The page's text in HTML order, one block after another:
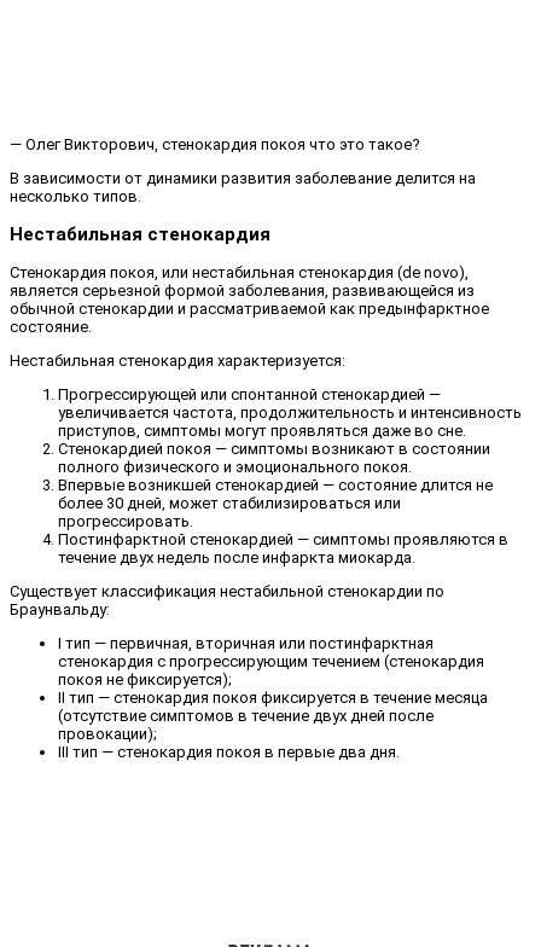
— Олег Викторович, стенокардия покоя что это такое?
В зависимости от динамики развития заболевание делится на
несколько типов.
Нестабильная стенокардия
Стенокардия покоя, или нестабильная стенокардия (de novo),
является серьезной формой заболевания, развивающейся из
обычной стенокардии и рассматриваемой как предынфарктное
состояние.
Нестабильная стенокардия характеризуется:
Прогрессирующей или спонтанной стенокардией —
увеличивается частота, продолжительность и интенсивность
приступов, симптомы могут проявляться даже во сне.
Стенокардией покоя — симптомы возникают в состоянии
полного физического и эмоционального покоя.
Впервые возникшей стенокардией — состояние длится не
более 30 дней, может стабилизироваться или
прогрессировать.
Постинфарктной стенокардией — симптомы проявляются в
течение двух недель после инфаркта миокарда.
Существует классификация нестабильной стенокардии по
Браунвальду:
I тип — первичная, вторичная или постинфарктная
стенокардия с прогрессирующим течением (стенокардия
покоя не фиксируется);
II тип — стенокардия покоя фиксируется в течение месяца
(отсутствие симптомов в течение двух дней после
провокации);
III тип — стенокардия покоя в первые два дня.